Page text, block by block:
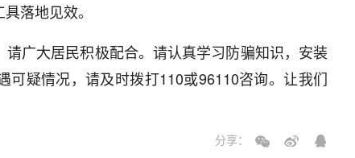
落地见效。
请广大居民积极配合。请认真学习防骗知识，安装
可疑情况，请及时拨打110或96110咨询。让我们
分享：